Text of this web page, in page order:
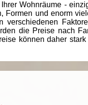
Wohnräume -
Formen und enorm
die Preise nach
können daher